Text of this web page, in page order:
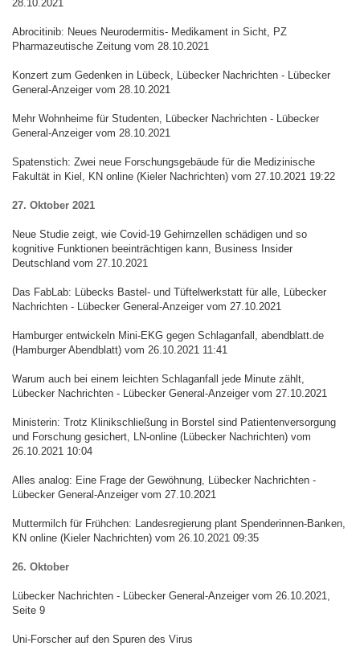
28.10.2021
Abrocitinib: Neues Neurodermitis- Medikament in Sicht, PZ
Pharmazeutische Zeitung vom 28.10.2021
Konzert zum Gedenken in Lübeck, Lübecker Nachrichten - Lübecker
General-Anzeiger vom 28.10.2021
Mehr Wohnheime für Studenten, Lübecker Nachrichten - Lübecker
General-Anzeiger vom 28.10.2021
Spatenstich: Zwei neue Forschungsgebäude für die Medizinische
Fakultät in Kiel, KN online (Kieler Nachrichten) vom 27.10.2021 19:22
27. Oktober 2021
Neue Studie zeigt, wie Covid-19 Gehirnzellen schädigen und so
kognitive Funktionen beeinträchtigen kann, Business Insider
Deutschland vom 27.10.2021
Das FabLab: Lübecks Bastel- und Tüftelwerkstatt für alle, Lübecker
Nachrichten - Lübecker General-Anzeiger vom 27.10.2021
Hamburger entwickeln Mini-EKG gegen Schlaganfall, abendblatt.de
(Hamburger Abendblatt) vom 26.10.2021 11:41
Warum auch bei einem leichten Schlaganfall jede Minute zählt,
Lübecker Nachrichten - Lübecker General-Anzeiger vom 27.10.2021
Ministerin: Trotz Klinikschließung in Borstel sind Patientenversorgung
und Forschung gesichert, LN-online (Lübecker Nachrichten) vom
26.10.2021 10:04
Alles analog: Eine Frage der Gewöhnung, Lübecker Nachrichten -
Lübecker General-Anzeiger vom 27.10.2021
Muttermilch für Frühchen: Landesregierung plant Spenderinnen-Banken,
KN online (Kieler Nachrichten) vom 26.10.2021 09:35
26. Oktober
Lübecker Nachrichten - Lübecker General-Anzeiger vom 26.10.2021,
Seite 9
Uni-Forscher auf den Spuren des Virus